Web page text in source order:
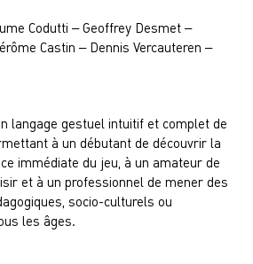
Codutti – Geoffrey Desmet –
Castin – Dennis Vercauteren –
langage gestuel intuitif et complet de
à un débutant de découvrir la
immédiate du jeu, à un amateur de
et à un professionnel de mener des
socio-culturels ou
les âges.